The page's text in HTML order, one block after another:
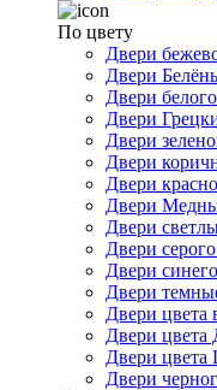
По цвету
Двери
Двери
Двери
Двери
Двери
Двери
Двери
Двери
Двери
Двери
Двери
Двери
Двери цвета
Двери цвета
Двери цвета
Двери